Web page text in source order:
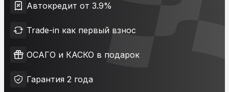
Автокредит от 3.9%
Trade-in как первый взнос
ОСАГО и КАСКО в подарок
Гарантия 2 года